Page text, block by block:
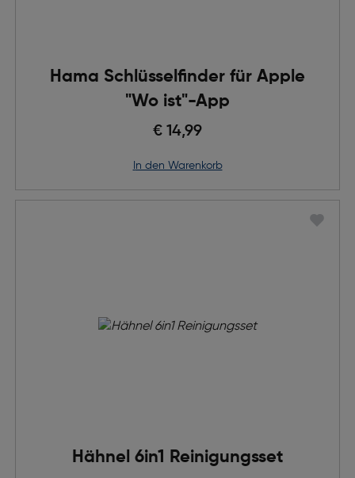
Hama Schlüsselfinder für Apple
"Wo ist"-App
€ 14,99
in den Warenkorb
Hähnel 6in1 Reinigungsset